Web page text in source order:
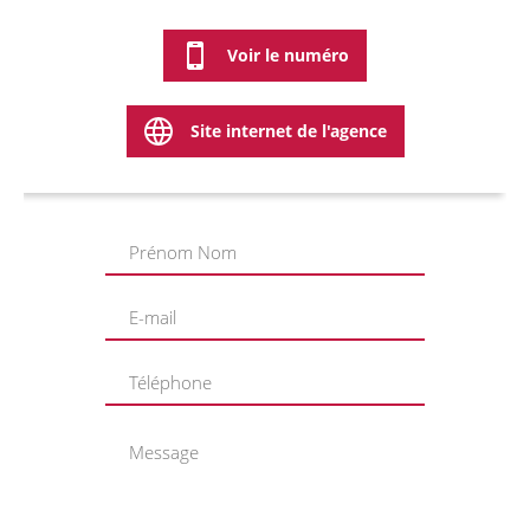
Voir le numéro
Site internet de l'agence